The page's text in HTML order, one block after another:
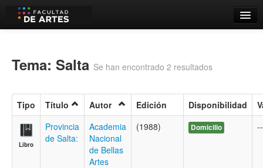
Búsqueda Avanzada
Contacto
Tema: Salta Se han encontrado 2 resultados
Tipo Título Autor Edición Disponibilidad
Libro
Provincia
de Salta:
Academia
Nacional
de Bellas
Artes
(1988) Domicilio